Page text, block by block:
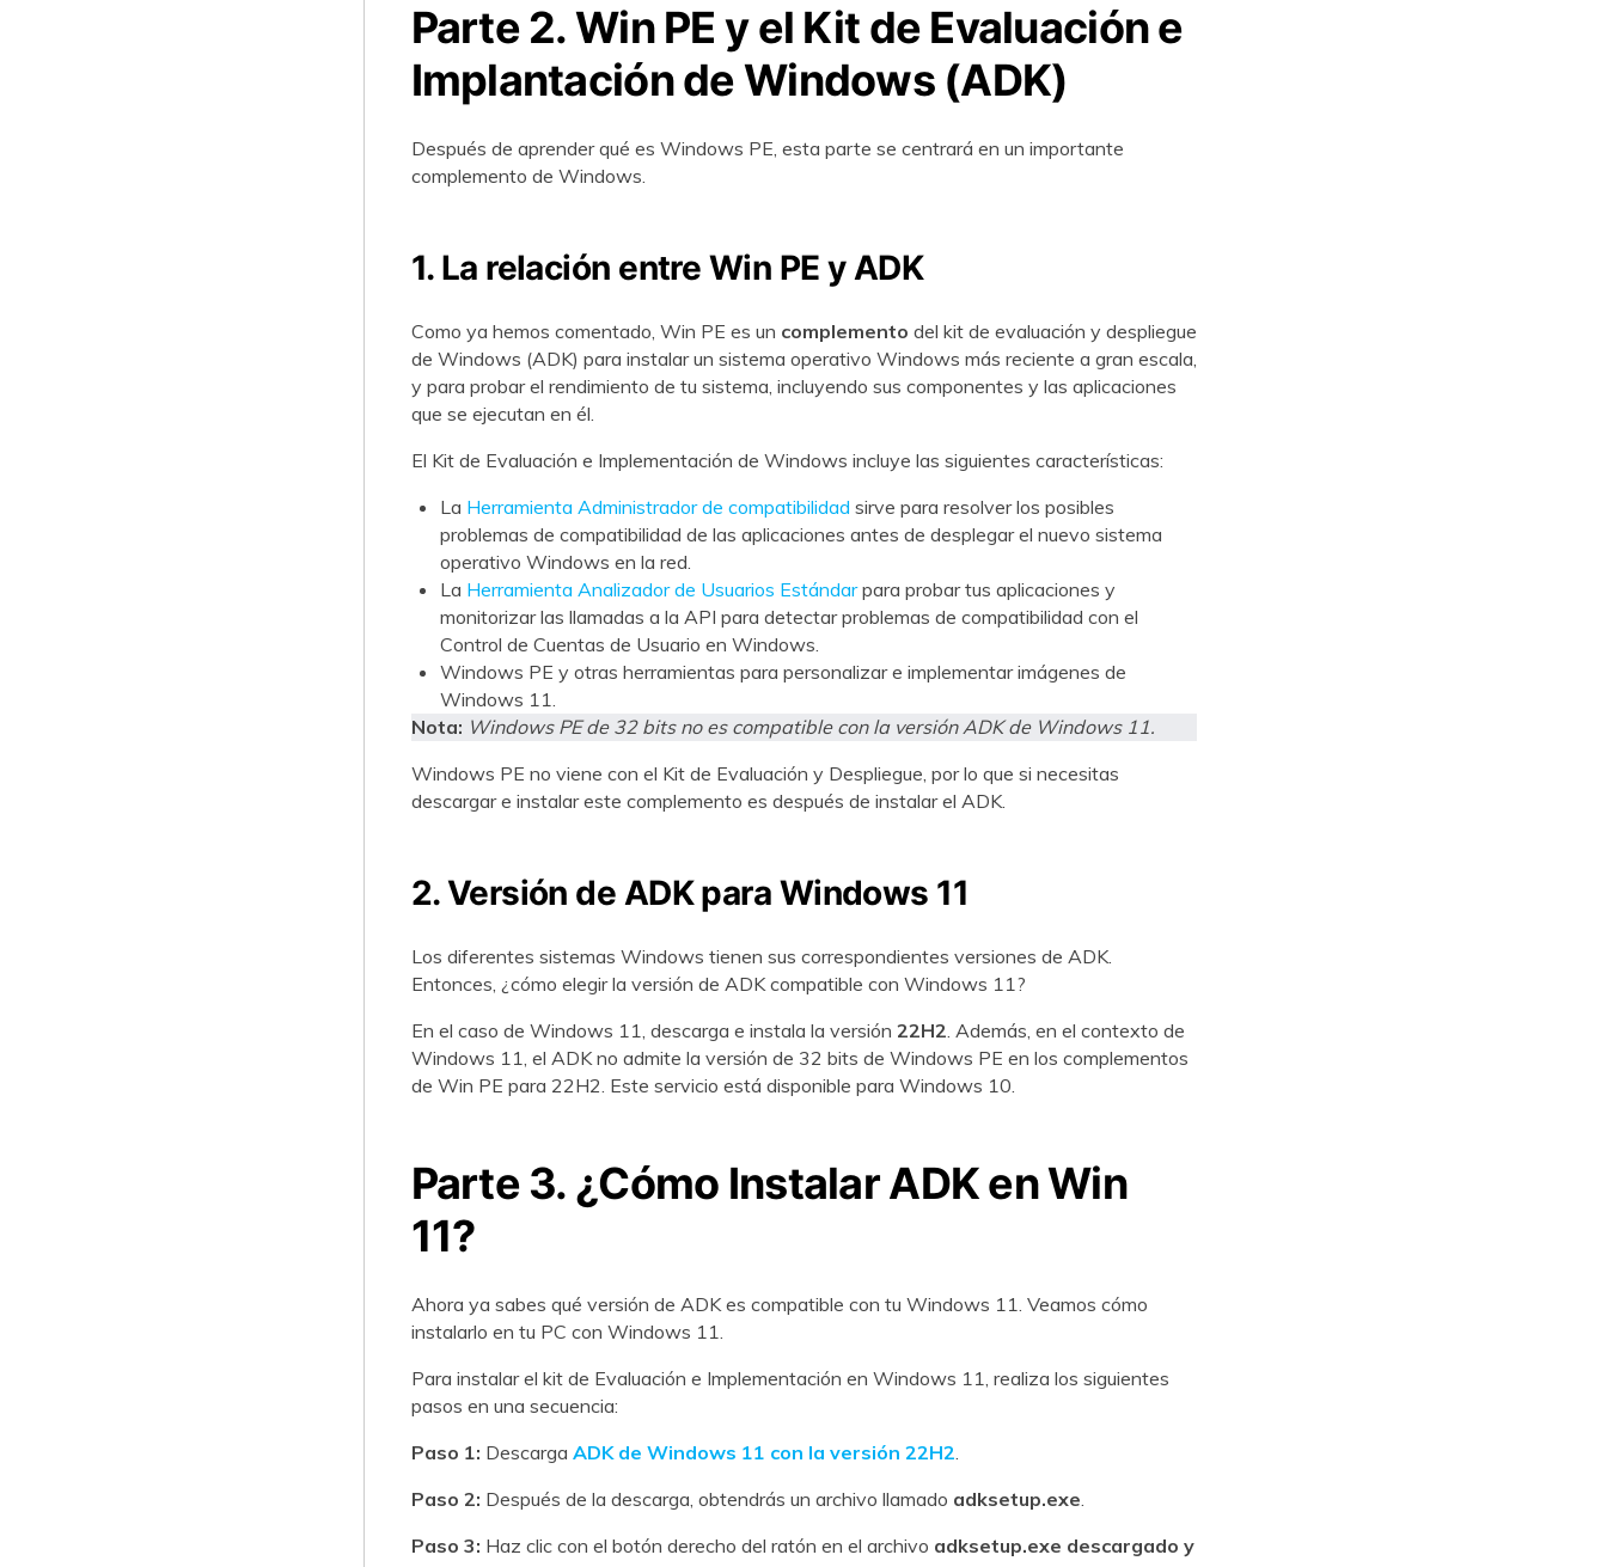
Parte 2. Win PE y el Kit de Evaluación e
Implantación de Windows (ADK)
Después de aprender qué es Windows PE, esta parte se centrará en un importante
complemento de Windows.
1. La relación entre Win PE y ADK
Como ya hemos comentado, Win PE es un complemento del kit de evaluación y despliegue
de Windows (ADK) para instalar un sistema operativo Windows más reciente a gran escala,
y para probar el rendimiento de tu sistema, incluyendo sus componentes y las aplicaciones
que se ejecutan en él.
El Kit de Evaluación e Implementación de Windows incluye las siguientes características:
La Herramienta Administrador de compatibilidad sirve para resolver los posibles
problemas de compatibilidad de las aplicaciones antes de desplegar el nuevo sistema
operativo Windows en la red.
La Herramienta Analizador de Usuarios Estándar para probar tus aplicaciones y
monitorizar las llamadas a la API para detectar problemas de compatibilidad con el
Control de Cuentas de Usuario en Windows.
Windows PE y otras herramientas para personalizar e implementar imágenes de
Windows 11.
Nota: Windows PE de 32 bits no es compatible con la versión ADK de Windows 11.
Windows PE no viene con el Kit de Evaluación y Despliegue, por lo que si necesitas
descargar e instalar este complemento es después de instalar el ADK.
2. Versión de ADK para Windows 11
Los diferentes sistemas Windows tienen sus correspondientes versiones de ADK.
Entonces, ¿cómo elegir la versión de ADK compatible con Windows 11?
En el caso de Windows 11, descarga e instala la versión 22H2. Además, en el contexto de
Windows 11, el ADK no admite la versión de 32 bits de Windows PE en los complementos
de Win PE para 22H2. Este servicio está disponible para Windows 10.
Parte 3. ¿Cómo Instalar ADK en Win
11?
Ahora ya sabes qué versión de ADK es compatible con tu Windows 11. Veamos cómo
instalarlo en tu PC con Windows 11.
Para instalar el kit de Evaluación e Implementación en Windows 11, realiza los siguientes
pasos en una secuencia:
Paso 1: Descarga ADK de Windows 11 con la versión 22H2.
Paso 2: Después de la descarga, obtendrás un archivo llamado adksetup.exe.
Paso 3: Haz clic con el botón derecho del ratón en el archivo adksetup.exe descargado y